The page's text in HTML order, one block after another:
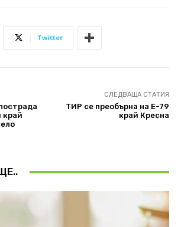
Twitter
край
СЛЕДВАЩА СТАТИЯ
ТИР се преобърна на Е-79
край Кресна